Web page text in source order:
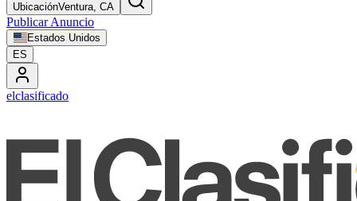
UbicaciónVentura, CA
Publicar Anuncio
Estados Unidos
ES
elclasificado